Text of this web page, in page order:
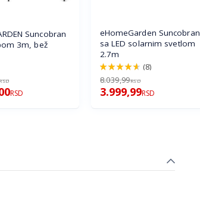
Suncobran
3m, bež
RSD
eHomeGarden Suncobran
sa LED solarnim svetlom
2.7m
92%
(8)
8.039,99RSD
3.999,99RSD